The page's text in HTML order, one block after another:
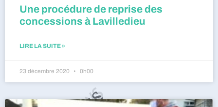
Une procédure de reprise des
concessions à Lavilledieu
LIRE LA SUITE »
23 décembre 2020 0h00